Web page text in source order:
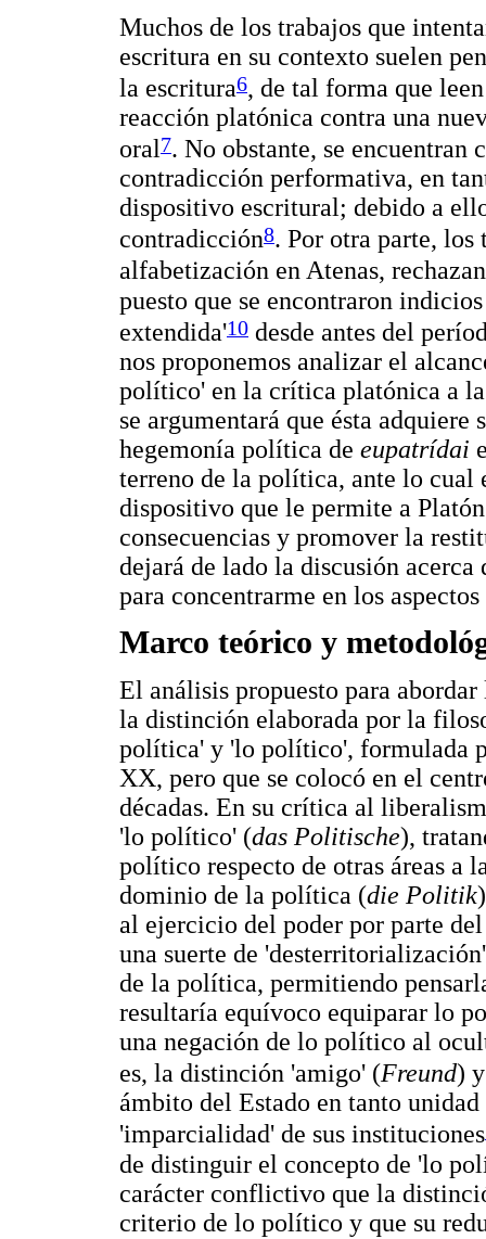
Muchos de los trabajos que
escritura en su contexto suelen
la escritura6, de tal forma que
reacción platónica contra una
oral7. No obstante, se
contradicción performativa, en
dispositivo escritural; debido a
contradicción8. Por otra parte, los
alfabetización en Atenas,
puesto que se encontraron
extendida'10 desde antes del
nos proponemos analizar el
político' en la crítica platónica a
se argumentará que ésta
hegemonía política de eupatrídai
terreno de la política, ante lo cual
dispositivo que le permite a
consecuencias y promover la
dejará de lado la discusión
para concentrarme en los
Marco teórico y
El análisis propuesto para
la distinción elaborada por la
política' y 'lo político', formulada
XX, pero que se colocó en el
décadas. En su crítica al
'lo político' (das Politische),
político respecto de otras áreas a
dominio de la política (die Politik
al ejercicio del poder por parte
una suerte de
de la política, permitiendo
resultaría equívoco equiparar lo
una negación de lo político al
es, la distinción 'amigo' (Freund)
ámbito del Estado en tanto
'imparcialidad' de sus instituciones
de distinguir el concepto de 'lo
carácter conflictivo que la
criterio de lo político y que su